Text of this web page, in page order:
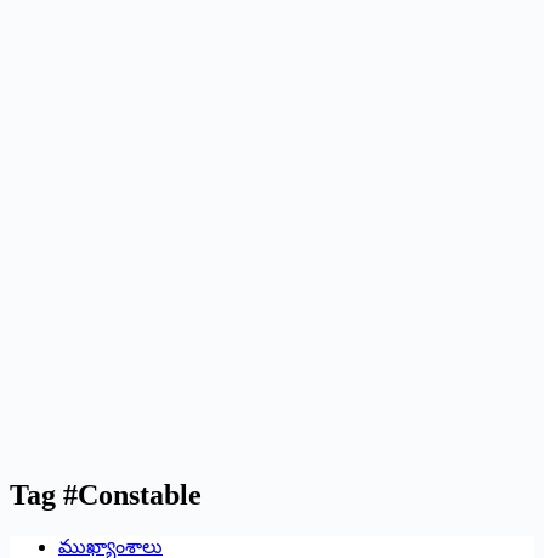
Tag #Constable
ముఖ్యాంశాలు